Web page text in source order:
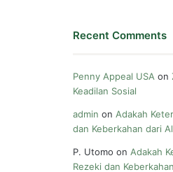
Recent Comments
Penny Appeal USA on
Keadilan Sosial
admin on Adakah
P. Utomo on Adakah